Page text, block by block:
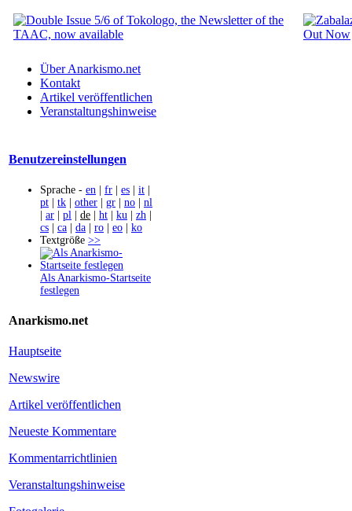
Über Anarkismo.net
Kontakt
Artikel veröffentlichen
Veranstaltungshinweise
Benutzereinstellungen
Sprache - en | fr | es | it |
pt | tk | other | gr | no | nl
| ar | pl | de | ht | ku | zh |
cs | ca | da | ro | eo | ko
Textgröße >>
Als Anarkismo-Startseite
festlegen
Anarkismo.net
Hauptseite
Newswire
Artikel veröffentlichen
Neueste Kommentare
Kommentarrichtlinien
Veranstaltungshinweise